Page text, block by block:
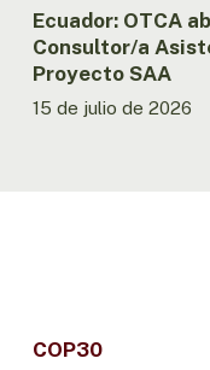
Ecuador: OTCA
Consultor/a
Proyecto SAA
15 de julio de 2026
COP30